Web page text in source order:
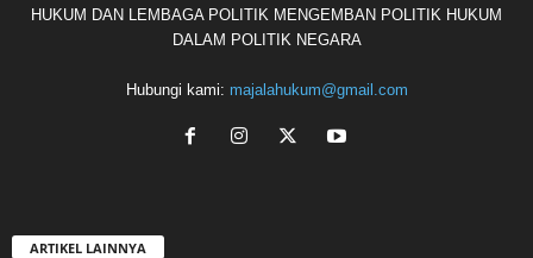
HUKUM DAN LEMBAGA POLITIK MENGEMBAN POLITIK HUKUM
DALAM POLITIK NEGARA
Hubungi kami: majalahukum@gmail.com
ARTIKEL LAINNYA